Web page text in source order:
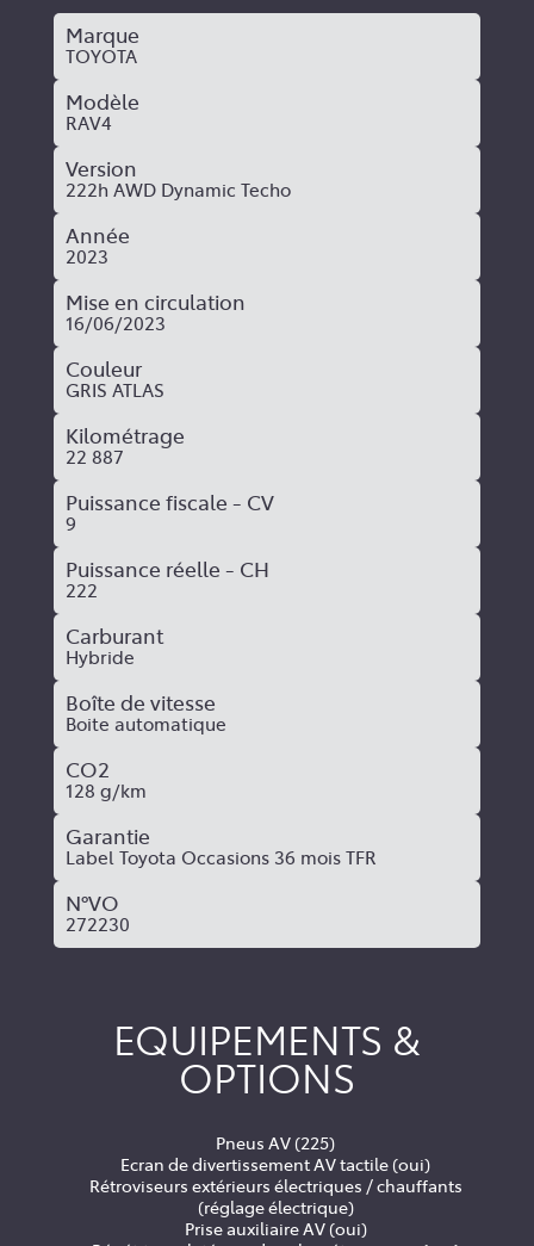
Marque
TOYOTA
Modèle
RAV4
Version
222h AWD Dynamic Techo
Année
2023
Mise en circulation
16/06/2023
Couleur
GRIS ATLAS
Kilométrage
22 887
Puissance fiscale - CV
9
Puissance réelle - CH
222
Carburant
Hybride
Boîte de vitesse
Boite automatique
CO2
128 g/km
Garantie
Label Toyota Occasions 36 mois TFR
N°VO
272230
EQUIPEMENTS &
OPTIONS
Pneus AV (225)
Ecran de divertissement AV tactile (oui)
Rétroviseurs extérieurs électriques / chauffants
(réglage électrique)
Prise auxiliaire AV (oui)